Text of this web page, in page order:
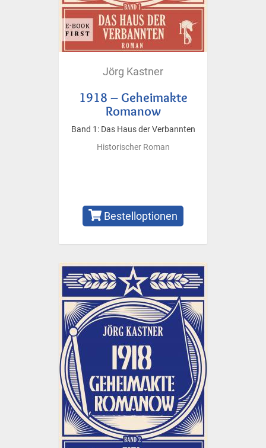
Jörg Kastner
1918 – Geheimakte
Romanow
Band 1: Das Haus der Verbannten
Historischer Roman
Bestelloptionen